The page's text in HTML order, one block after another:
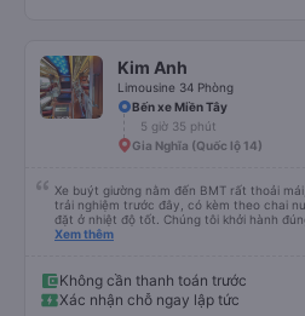
Kim Anh
Limousine 34 Phòng
Bến xe Miền Tây
5 giờ 35 phút
Gia Nghĩa (Quốc lộ 14)
Xe buýt giường nằm đến BMT rất thoải
trải nghiệm trước đây, có kèm theo chai
đặt ở nhiệt độ tốt. Chúng tôi khởi hành
phút. Tài xế rất tuyệt so với những tài xế
GPS và biển số xe vì tôi phải tìm kiếm
là vấn đề của bến xe Đà Lạt (không phải
thông tin), chứ không phải của công ty.
Xem thêm
Không cần thanh toán trước
Xác nhận chỗ ngay lập tức